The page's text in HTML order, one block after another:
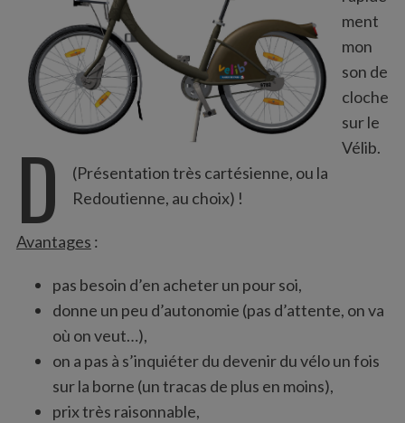
:
D
ment
mon
son de
cloche
sur le
Vélib.
(Présentation très cartésienne, ou la
Redoutienne, au choix) !
Avantages :
pas besoin d’en acheter un pour soi,
donne un peu d’autonomie (pas d’attente, on va
où on veut…),
on a pas à s’inquiéter du devenir du vélo un fois
sur la borne (un tracas de plus en moins),
prix très raisonnable,